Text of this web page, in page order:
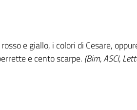
e giallo, i colori di Cesare,
e cento scarpe. (Bim, ASCI,